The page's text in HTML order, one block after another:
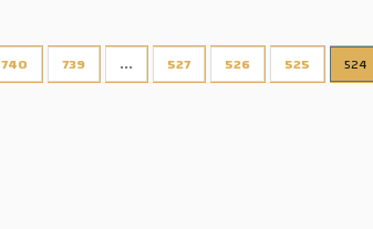
524
525
526
527
...
739
740